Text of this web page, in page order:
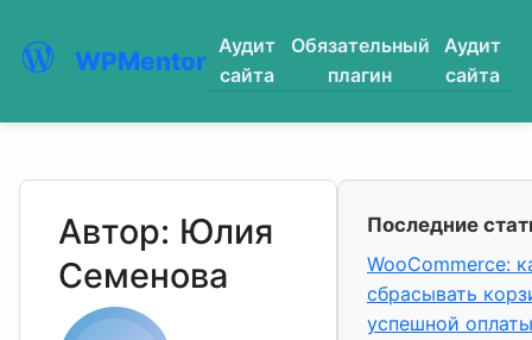
WPMentor
Аудит
сайта
Обязательный
плагин
Аудит
сайта
Автор: Юлия
Семенова
Последние
WooCommerce:
сбрасывать
успешной